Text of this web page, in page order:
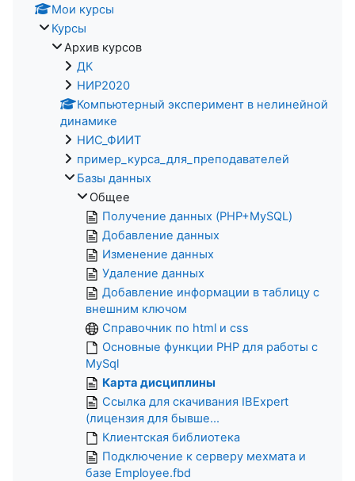
Мои курсы
Курсы
Архив курсов
ДК
НИР2020
Компьютерный эксперимент в нелинейной
динамике
НИС_ФИИТ
пример_курса_для_преподавателей
Базы данных
Общее
Получение данных (PHP+MySQL)
Добавление данных
Изменение данных
Удаление данных
Добавление информации в таблицу с
внешним ключом
Справочник по html и css
Основные функции PHP для работы с
MySql
Карта дисциплины
Ссылка для скачивания IBExpert
(лицензия для бывше...
Клиентская библиотека
Подключение к серверу мехмата и
базе Employee.fbd